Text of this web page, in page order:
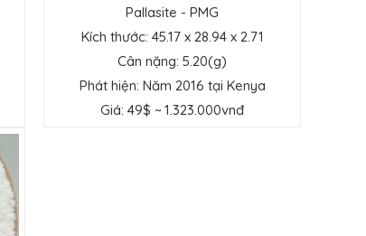
Pallasite - PMG
Kích thước: 45.17 x 28.94 x 2.71
Cân nặng: 5.20(g)
Phát hiện: Năm 2016 tại Kenya
Giá: 49$ ~ 1.323.000vnđ